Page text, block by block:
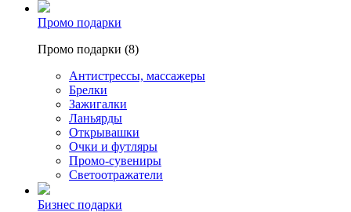
Промо подарки
Промо подарки (8)
Антистрессы, массажеры
Брелки
Зажигалки
Ланьярды
Открывашки
Очки и футляры
Промо-сувениры
Светоотражатели
Бизнес подарки